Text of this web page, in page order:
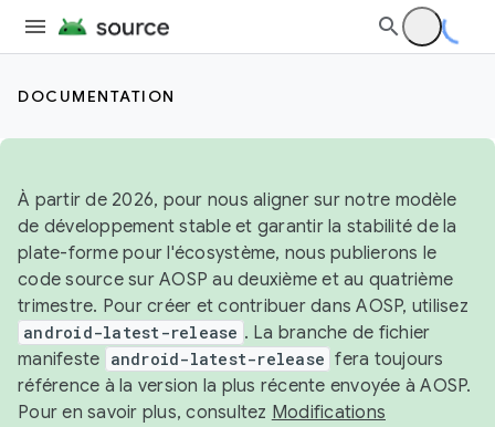
DOCUMENTATION
À partir de 2026, pour nous aligner sur notre modèle
de développement stable et garantir la stabilité de la
plate-forme pour l'écosystème, nous publierons le
code source sur AOSP au deuxième et au quatrième
trimestre. Pour créer et contribuer dans AOSP, utilisez
android-latest-release . La branche de fichier
manifeste android-latest-release fera toujours
référence à la version la plus récente envoyée à AOSP.
Pour en savoir plus, consultez Modifications